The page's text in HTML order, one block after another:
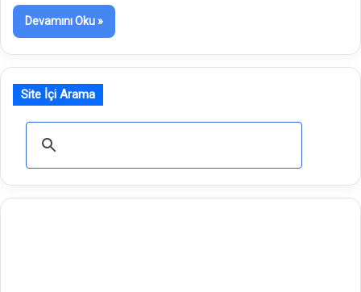
Devamını Oku »
Site İçi Arama